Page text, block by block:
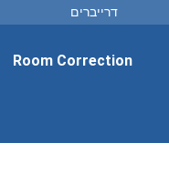
דרייברים
Room Correction